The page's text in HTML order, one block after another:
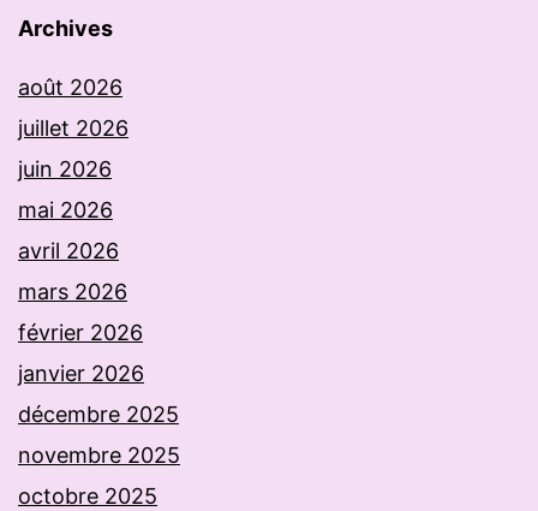
Archives
août 2026
juillet 2026
juin 2026
mai 2026
avril 2026
mars 2026
février 2026
janvier 2026
décembre 2025
novembre 2025
octobre 2025